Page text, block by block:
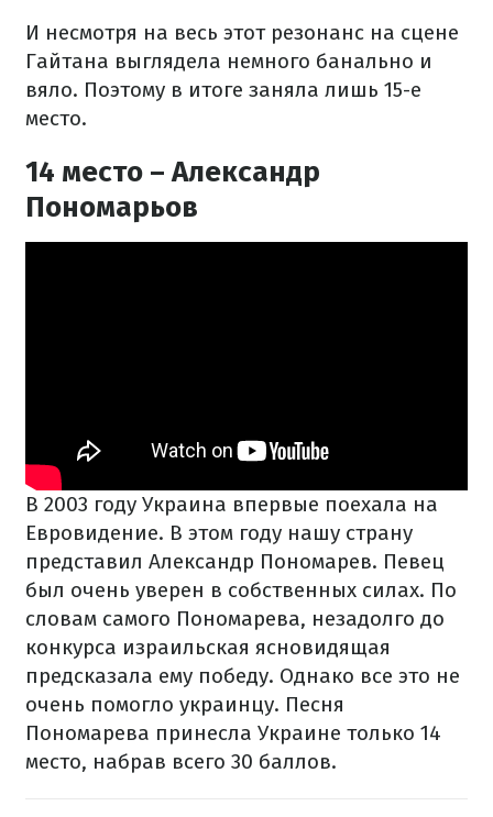
И несмотря на весь этот резонанс на сцене
Гайтана выглядела немного банально и
вяло. Поэтому в итоге заняла лишь 15-е
место.
14 место – Александр
Пономарьов
В 2003 году Украина впервые поехала на
Евровидение. В этом году нашу страну
представил Александр Пономарев. Певец
был очень уверен в собственных силах. По
словам самого Пономарева, незадолго до
конкурса израильская ясновидящая
предсказала ему победу. Однако все это не
очень помогло украинцу. Песня
Пономарева принесла Украине только 14
место, набрав всего 30 баллов.